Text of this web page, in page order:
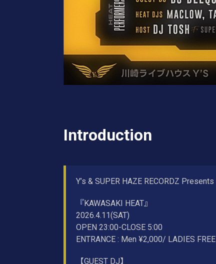
Introduction
Y’s & SUPER HAZE RECORDZ Presents
『KAWASAKI HEAT』
2026.4.11(SAT)
OPEN 23:00-CLOSE 5:00
ENTRANCE : Men ¥2,000/ LADIES FREE
【GUEST DJ】